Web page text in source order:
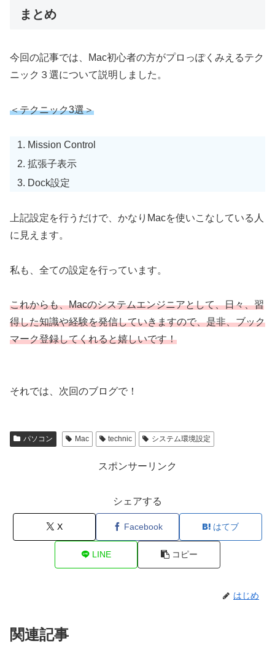
まとめ
今回の記事では、Mac初心者の方がプロっぽくみえるテク
ニック３選について説明しました。
＜テクニック3選＞
Mission Control
拡張子表示
Dock設定
上記設定を行うだけで、かなりMacを使いこなしている人
に見えます。
私も、全ての設定を行っています。
これからも、Macのシステムエンジニアとして、日々、習
得した知識や経験を発信していきますので、是非、ブック
マーク登録してくれると嬉しいです！
それでは、次回のブログで！
パソコン Mac technic システム環境設定
スポンサーリンク
シェアする
X Facebook はてブ
LINE コピー
はじめ
関連記事